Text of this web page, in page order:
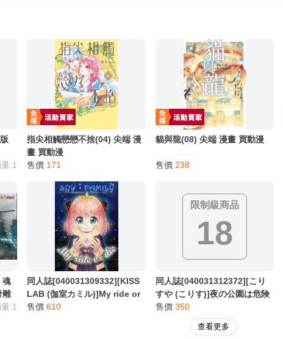
:1
指尖相觸戀戀不捨(04) 尖端 漫
畫 買動漫
售價 171
貓與龍(08) 尖端 漫畫 買動漫
售價 238
魂
雕
:1
同人誌[040031309332][KISS
LAB (伽室カミル)]My ride or
die (間諜家家酒)アーニャ・フ
售價 610
限制級商品
18
同人誌[040031312372][こり
すや (こりす)]夜の公園は危険
がいっぱい (原創)
售價 350
查看更多